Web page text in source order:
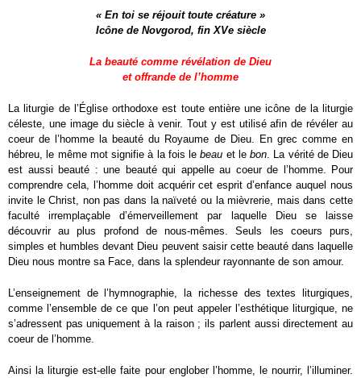
« En toi se réjouit toute créature »
Icône de Novgorod, fin XVe siècle
La beauté comme révélation de Dieu
et offrande de l’homme
La liturgie de l’Église orthodoxe est toute entière une icône de la liturgie
céleste, une image du siècle à venir. Tout y est utilisé afin de révéler au
coeur de l’homme la beauté du Royaume de Dieu. En grec comme en
hébreu, le même mot signifie à la fois lebeau et le bon. La vérité de Dieu
est aussi beauté : une beauté qui appelle au coeur de l’homme. Pour
comprendre cela, l’homme doit acquérir cet esprit d’enfance auquel nous
invite le Christ, non pas dans la naïveté ou la mièvrerie, mais dans cette
faculté irremplaçable d’émerveillement par laquelle Dieu se laisse
découvrir au plus profond de nous-mêmes. Seuls les coeurs purs,
simples et humbles devant Dieu peuvent saisir cette beauté dans laquelle
Dieu nous montre sa Face, dans la splendeur rayonnante de son amour.
L’enseignement de l’hymnographie, la richesse des textes liturgiques,
comme l’ensemble de ce que l’on peut appeler l’esthétique liturgique, ne
s’adressent pas uniquement à la raison ; ils parlent aussi directement au
coeur de l’homme.
Ainsi la liturgie est-elle faite pour englober l’homme, le nourrir, l’illuminer.